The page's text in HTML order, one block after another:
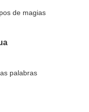
de magias
palabras